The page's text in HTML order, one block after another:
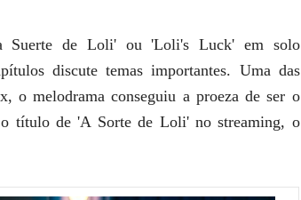
Suerte de Loli' ou 'Loli's Luck' em solo
discute temas importantes. Uma das
o melodrama conseguiu a proeza de ser o
o título de 'A Sorte de Loli' nostreaming, o